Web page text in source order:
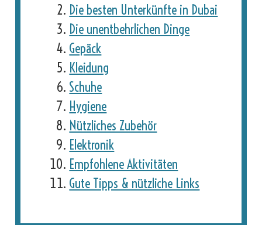
Die besten Unterkünfte in Dubai
Die unentbehrlichen Dinge
Gepäck
Kleidung
Schuhe
Hygiene
Nützliches Zubehör
Elektronik
Empfohlene Aktivitäten
Gute Tipps & nützliche Links